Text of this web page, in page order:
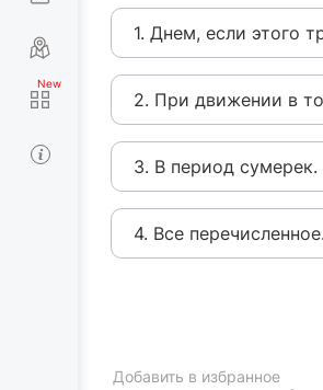
1. Днем, если этого
2. При движении в
3. В период сумерек.
4. Все перечисленное.
Добавить в избранное